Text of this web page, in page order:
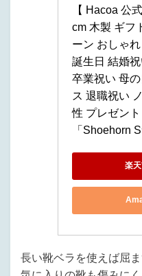
【 Hacoa 公
cm 木製 ギフ
ーン おしゃ
誕生日 結婚
卒業祝い 母
ス 退職祝い
性 プレゼン
「Shoehorn
楽
長い靴ベラを使えば屈